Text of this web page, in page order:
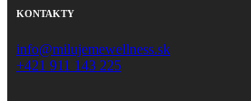
KONTAKTY
info@milujemewellness.sk
+421 911 143 225